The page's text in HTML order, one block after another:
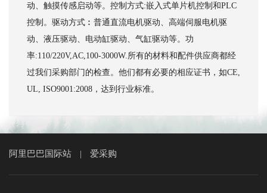
动、触摸传感启动等。控制方式:嵌入式单片机控制和PLC
控制。驱动方式︰普通直流电机驱动、高端伺服电机驱
动、液压驱动、电动缸驱动、气缸驱动等。功
率:110/220V,AC,100-3000W.所有的材料和配件供应商都经
过我们采购部门的检查。他们都有必要的相应证书，如CE,
UL, ISO9001:2008，达到行业标准。
阿里巴巴国际站 爱采购